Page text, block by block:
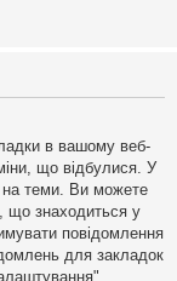
в вашому веб-
що відбулися. У
на теми. Ви можете
що знаходиться у
повідомлення
для закладок